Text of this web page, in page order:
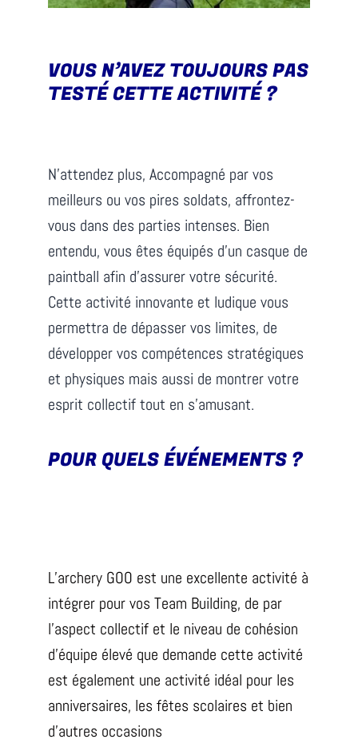
VOUS N’AVEZ TOUJOURS PAS
TESTÉ CETTE ACTIVITÉ ?
N’attendez plus, Accompagné par vos
meilleurs ou vos pires soldats, affrontez-
vous dans des parties intenses. Bien
entendu, vous êtes équipés d’un casque de
paintball afin d’assurer votre sécurité.
Cette activité innovante et ludique vous
permettra de dépasser vos limites, de
développer vos compétences stratégiques
et physiques mais aussi de montrer votre
esprit collectif tout en s’amusant.
POUR QUELS ÉVÉNEMENTS ?
L’archery GOO est une excellente activité à
intégrer pour vos Team Building, de par
l’aspect collectif et le niveau de cohésion
d’équipe élevé que demande cette activité
est également une activité idéal pour les
anniversaires, les fêtes scolaires et bien
d’autres occasions